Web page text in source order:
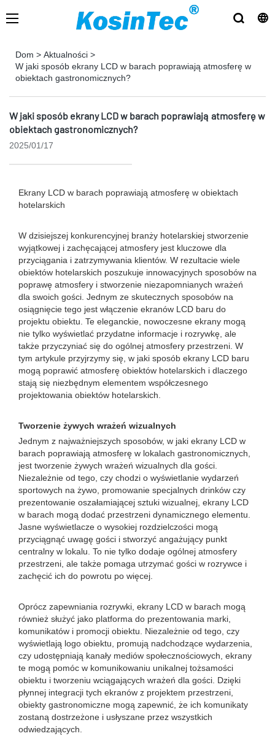
Dom > Aktualności >
W jaki sposób ekrany LCD w barach poprawiają atmosferę w
obiektach gastronomicznych?
W jaki sposób ekrany LCD w barach poprawiają atmosferę w
obiektach gastronomicznych?
2025/01/17
Ekrany LCD w barach poprawiają atmosferę w obiektach
hotelarskich
W dzisiejszej konkurencyjnej branży hotelarskiej stworzenie
wyjątkowej i zachęcającej atmosfery jest kluczowe dla
przyciągania i zatrzymywania klientów. W rezultacie wiele
obiektów hotelarskich poszukuje innowacyjnych sposobów na
poprawę atmosfery i stworzenie niezapomnianych wrażeń
dla swoich gości. Jednym ze skutecznych sposobów na
osiągnięcie tego jest włączenie ekranów LCD baru do
projektu obiektu. Te eleganckie, nowoczesne ekrany mogą
nie tylko wyświetlać przydatne informacje i rozrywkę, ale
także przyczyniać się do ogólnej atmosfery przestrzeni. W
tym artykule przyjrzymy się, w jaki sposób ekrany LCD baru
mogą poprawić atmosferę obiektów hotelarskich i dlaczego
stają się niezbędnym elementem współczesnego
projektowania obiektów hotelarskich.
Tworzenie żywych wrażeń wizualnych
Jednym z najważniejszych sposobów, w jaki ekrany LCD w
barach poprawiają atmosferę w lokalach gastronomicznych,
jest tworzenie żywych wrażeń wizualnych dla gości.
Niezależnie od tego, czy chodzi o wyświetlanie wydarzeń
sportowych na żywo, promowanie specjalnych drinków czy
prezentowanie oszałamiającej sztuki wizualnej, ekrany LCD
w barach mogą dodać przestrzeni dynamicznego elementu.
Jasne wyświetlacze o wysokiej rozdzielczości mogą
przyciągnąć uwagę gości i stworzyć angażujący punkt
centralny w lokalu. To nie tylko dodaje ogólnej atmosfery
przestrzeni, ale także pomaga utrzymać gości w rozrywce i
zachęcić ich do powrotu po więcej.
Oprócz zapewniania rozrywki, ekrany LCD w barach mogą
również służyć jako platforma do prezentowania marki,
komunikatów i promocji obiektu. Niezależnie od tego, czy
wyświetlają logo obiektu, promują nadchodzące wydarzenia,
czy udostępniają kanały mediów społecznościowych, ekrany
te mogą pomóc w komunikowaniu unikalnej tożsamości
obiektu i tworzeniu wciągających wrażeń dla gości. Dzięki
płynnej integracji tych ekranów z projektem przestrzeni,
obiekty gastronomiczne mogą zapewnić, że ich komunikaty
zostaną dostrzeżone i usłyszane przez wszystkich
odwiedzających.